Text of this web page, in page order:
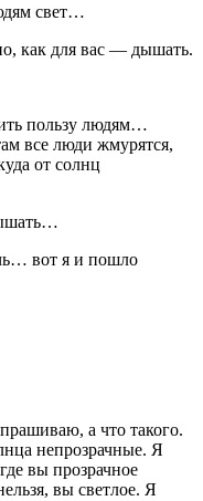
свет…
как для вас — дышать.
пользу людям…
все люди жмурятся,
от солнц
вот я и пошло
а что такого.
непрозрачные. Я
вы прозрачное
вы светлое. Я